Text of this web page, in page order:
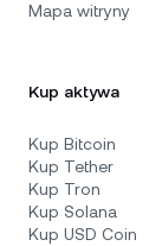
Mapa witryny
Kup aktywa
Kup Bitcoin
Kup Tether
Kup Tron
Kup Solana
Kup USD Coin